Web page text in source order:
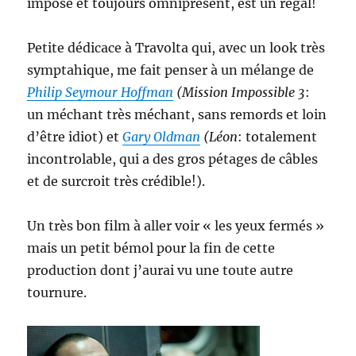
impose et toujours omniprésent, est un régal!
Petite dédicace à Travolta qui, avec un look très
symptahique, me fait penser à un mélange de
Philip Seymour Hoffman (Mission Impossible 3:
un méchant très méchant, sans remords et loin
d’être idiot) etGary Oldman (Léon: totalement
incontrolable, qui a des gros pétages de câbles
et de surcroit très crédible!).
Un très bon film à aller voir « les yeux fermés »
mais un petit bémol pour la fin de cette
production dont j’aurai vu une toute autre
tournure.